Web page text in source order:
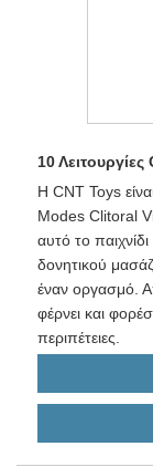
10
Η CNT Toys
Modes Clitoral
αυτό το
δονητικού
έναν οργασμό.
φέρνει και
περιπέτειες.